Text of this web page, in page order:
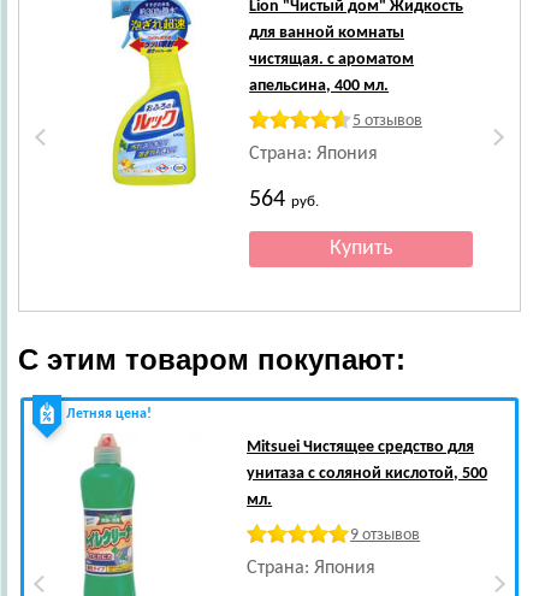
Lion "Чистый дом" Жидкость
для ванной комнаты
чистящая. с ароматом
апельсина, 400 мл.
5 отзывов
Страна: Япония
564руб.
С этим товаром покупают:
Летняя цена!
Mitsuei Чистящее средство для
унитаза с соляной кислотой, 500
мл.
9 отзывов
Страна: Япония